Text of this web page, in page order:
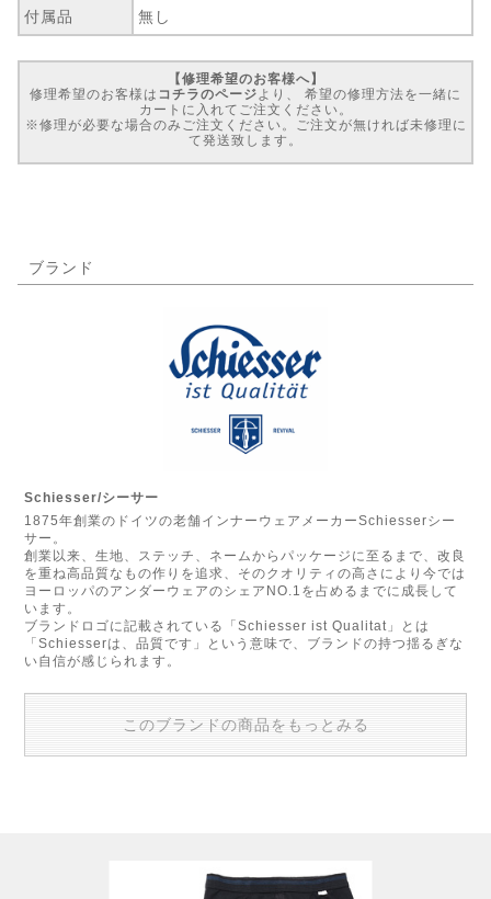
付属品 無し
【修理希望のお客様へ】
修理希望のお客様は コチラのページ より、 希望の修理方法を一緒に
カートに入れてご注文ください。
※修理が必要な場合のみご注文ください。ご注文が無ければ未修理に
て発送致します。
ブランド
Schiesser/シーサー
1875年創業のドイツの老舗インナーウェアメーカーSchiesserシー
サー。
創業以来、生地、ステッチ、ネームからパッケージに至るまで、改良
を重ね高品質なもの作りを追求、そのクオリティの高さにより今では
ヨーロッパのアンダーウェアのシェアNO.1を占めるまでに成長して
います。
ブランドロゴに記載されている「Schiesser ist Qualitat」とは
「Schiesserは、品質です」という意味で、ブランドの持つ揺るぎな
い自信が感じられます。
このブランドの商品をもっとみる